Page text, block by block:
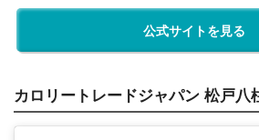
公式サイトを見る
カロリートレードジャパン 松戸八